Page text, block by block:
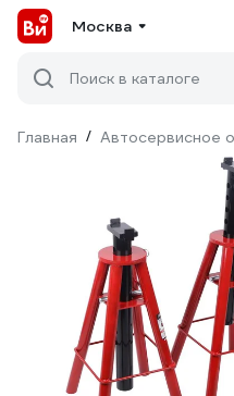
Москва
Поиск в каталоге
Главная / Автосервисное